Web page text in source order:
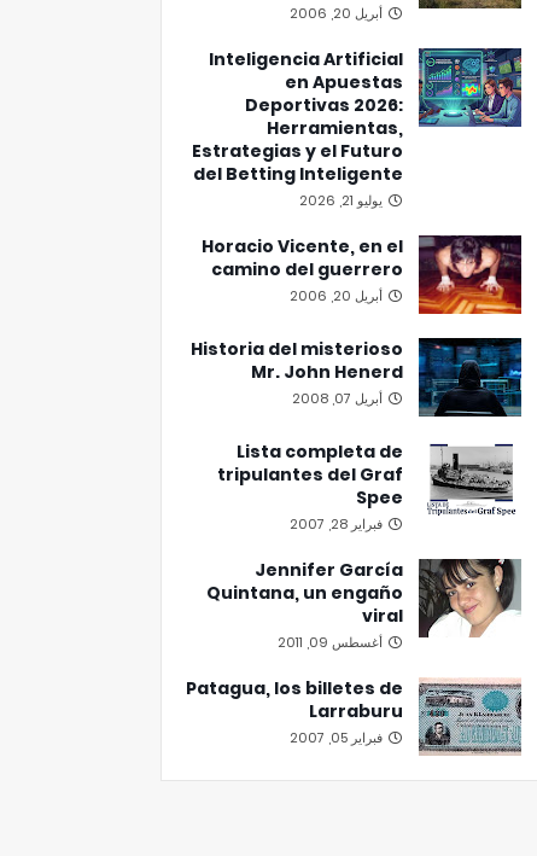
أبريل 20, 2006
Inteligencia Artificial
en Apuestas
Deportivas 2026:
Herramientas,
Estrategias y el Futuro
del Betting Inteligente
يوليو 21, 2026
Horacio Vicente, en el
camino del guerrero
أبريل 20, 2006
Historia del misterioso
Mr. John Henerd
أبريل 07, 2008
Lista completa de
tripulantes del Graf
Spee
فبراير 28, 2007
Jennifer García
Quintana, un engaño
viral
أغسطس 09, 2011
Patagua, los billetes de
Larraburu
فبراير 05, 2007